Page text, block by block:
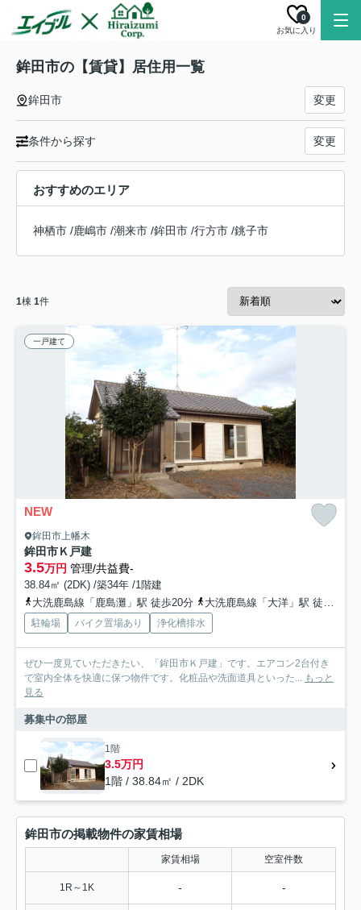
お気に入り
0
鉾田市の【賃貸】居住用一覧
鉾田市 変更
条件から探す 変更
おすすめのエリア
神栖市 /鹿嶋市 /潮来市 /鉾田市 /行方市 /銚子市
1棟 1件
一戸建て
NEW
鉾田市上幡木
鉾田市Ｋ戸建
3.5万円 管理/共益費-
38.84㎡ (2DK) /築34年 /1階建
大洗鹿島線「鹿島灘」駅 徒歩20分
大洗鹿島線「大洋」駅 徒歩52分
駐輪場 バイク置場あり 浄化槽排水
ぜひ一度見ていただきたい、「鉾田市Ｋ戸建」です。エアコン2台付き
で室内全体を快適に保つ物件です。化粧品や洗面道具といった... もっと
見る
募集中の部屋
1階
3.5万円
1階 / 38.84㎡ / 2DK
鉾田市の掲載物件の家賃相場
家賃相場 空室件数
1R～1K - -